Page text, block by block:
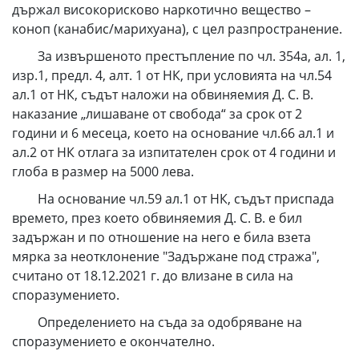
държал високорисково наркотично вещество –
коноп (канабис/марихуана), с цел разпространение.
За извършеното престъпление по чл. 354а, ал. 1,
изр.1, предл. 4, алт. 1 от НК, при условията на чл.54
ал.1 от НК, съдът наложи на обвиняемия Д. С. В.
наказание „лишаване от свобода“ за срок от 2
години и 6 месеца, което на основание чл.66 ал.1 и
ал.2 от НК отлага за изпитателен срок от 4 години и
глоба в размер на 5000 лева.
На основание чл.59 ал.1 от НК, съдът приспада
времето, през което обвиняемия Д. С. В. е бил
задържан и по отношение на него е била взета
мярка за неотклонение "Задържане под стража",
считано от 18.12.2021 г. до влизане в сила на
споразумението.
Определението на съда за одобряване на
споразумението е окончателно.